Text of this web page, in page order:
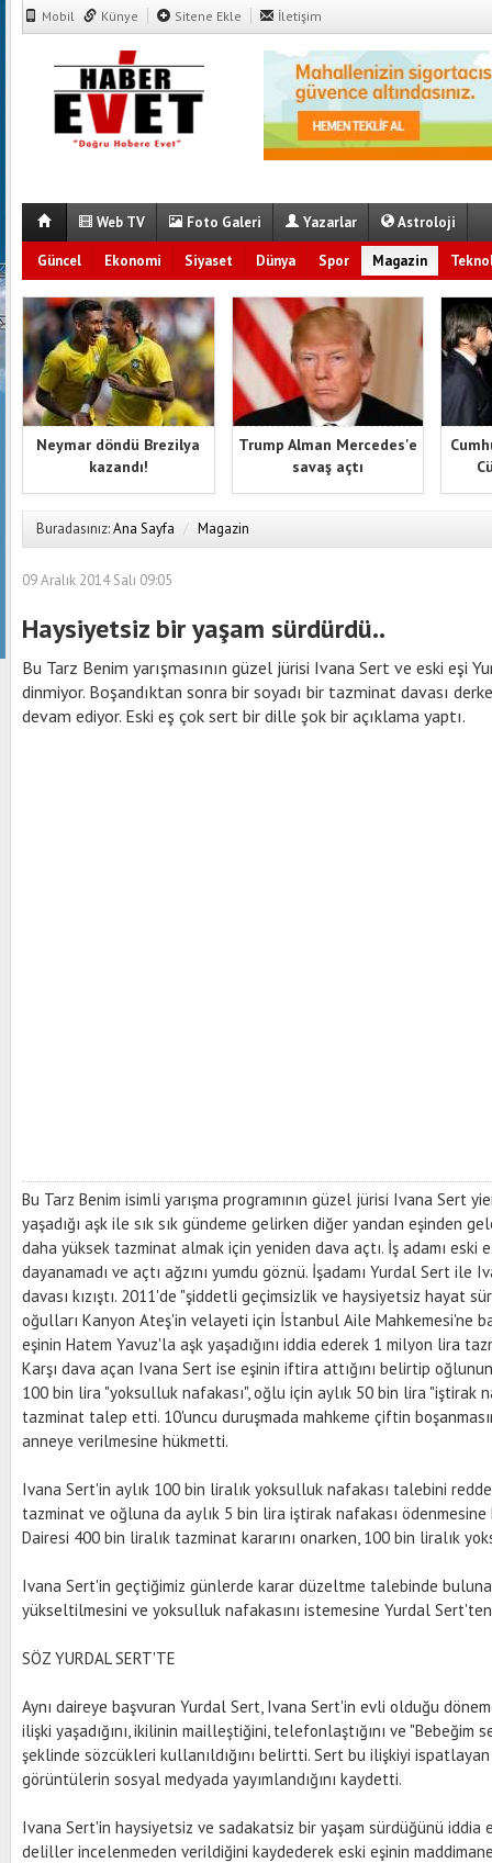
Mobil Künye Sitene Ekle İletişim
Web TV Foto Galeri Yazarlar Astroloji
Güncel Ekonomi Siyaset Dünya Spor Magazin
Neymar döndü Brezilya
kazandı!
Trump Alman Mercedes'e
savaş açtı
Buradasınız:Ana Sayfa / Magazin
09 Aralık 2014 Salı 09:05
Haysiyetsiz bir yaşam sürdürdü..
Bu Tarz Benim yarışmasının güzel jürisi Ivana Sert ve eski eşi
dinmiyor. Boşandıktan sonra bir soyadı bir tazminat davası
devam ediyor. Eski eş çok sert bir dille şok bir açıklama yaptı.
Bu Tarz Benim isimli yarışma programının güzel jürisi Ivana Sert
yaşadığı aşk ile sık sık gündeme gelirken diğer yandan eşinden
daha yüksek tazminat almak için yeniden dava açtı. İş adamı eski
dayanamadı ve açtı ağzını yumdu göznü. İşadamı Yurdal Sert ile
davası kızıştı. 2011'de "şiddetli geçimsizlik ve haysiyetsiz hayat
oğulları Kanyon Ateş'in velayeti için İstanbul Aile Mahkemesi'ne
eşinin Hatem Yavuz'la aşk yaşadığını iddia ederek 1 milyon lira
Karşı dava açan Ivana Sert ise eşinin iftira attığını belirtip
100 bin lira "yoksulluk nafakası", oğlu için aylık 50 bin lira "iştirak
tazminat talep etti. 10'uncu duruşmada mahkeme çiftin
anneye verilmesine hükmetti.
Ivana Sert'in aylık 100 bin liralık yoksulluk nafakası talebini
tazminat ve oğluna da aylık 5 bin lira iştirak nafakası ödenmesine
Dairesi 400 bin liralık tazminat kararını onarken, 100 bin liralık
Ivana Sert'in geçtiğimiz günlerde karar düzeltme talebinde
yükseltilmesini ve yoksulluk nafakasını istemesine Yurdal
SÖZ YURDAL SERT'TE
Aynı daireye başvuran Yurdal Sert, Ivana Sert'in evli olduğu
ilişki yaşadığını, ikilinin mailleştiğini, telefonlaştığını ve "Bebeğim
şeklinde sözcükleri kullanıldığını belirtti. Sert bu ilişkiyi
görüntülerin sosyal medyada yayımlandığını kaydetti.
Ivana Sert'in haysiyetsiz ve sadakatsiz bir yaşam sürdüğünü iddia
deliller incelenmeden verildiğini kaydederek eski eşinin